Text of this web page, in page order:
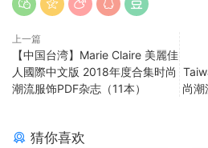
上一篇
【中国台湾】Marie Claire 美麗佳
人國際中文版 2018年度合集时尚
潮流服饰PDF杂志（11本）
尚
猜你喜欢